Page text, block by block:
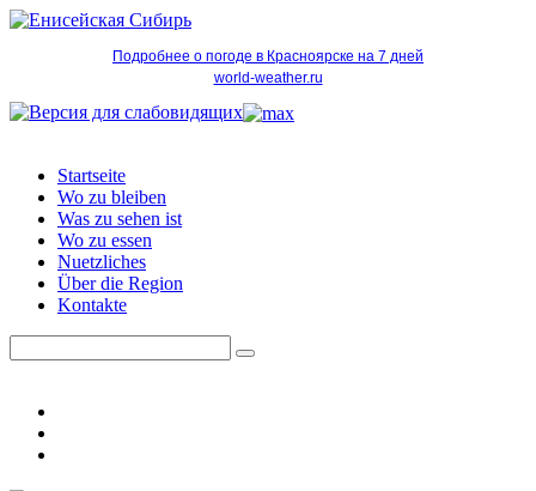
Подробнее о погоде в Красноярске на 7 дней
world-weather.ru
Startseite
Wo zu bleiben
Was zu sehen ist
Wo zu essen
Nuetzliches
Über die Region
Kontakte